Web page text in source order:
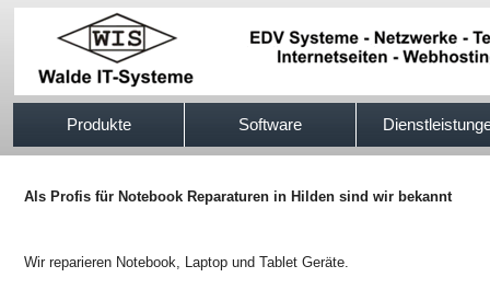
Produkte Software
Als Profis für Notebook Reparaturen in Hilden sind wir bekannt
Wir reparieren Notebook, Laptop und Tablet Geräte.